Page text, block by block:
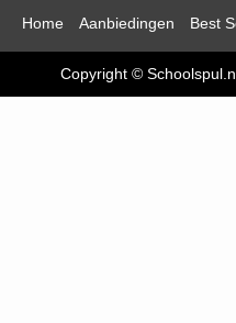
Home Aanbiedingen Best
Copyright ©